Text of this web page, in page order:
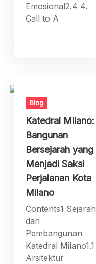
Emosional2.4 4.
Call to A
Blog
Katedral Milano:
Bangunan
Bersejarah yang
Menjadi Saksi
Perjalanan Kota
Milano
Contents1 Sejarah
dan
Pembangunan
Katedral Milano1.1
Arsitektur